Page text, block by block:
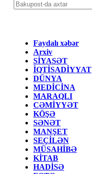
Faydalı xəbər
Arxiv
SİYASƏT
İQTİSADİYYAT
DÜNYA
MEDİCİNA
MARAQLI
CƏMİYYƏT
KÖŞƏ
SƏNƏT
MANŞET
SEÇİLƏN
MÜSAHİBƏ
KİTAB
HADİSƏ